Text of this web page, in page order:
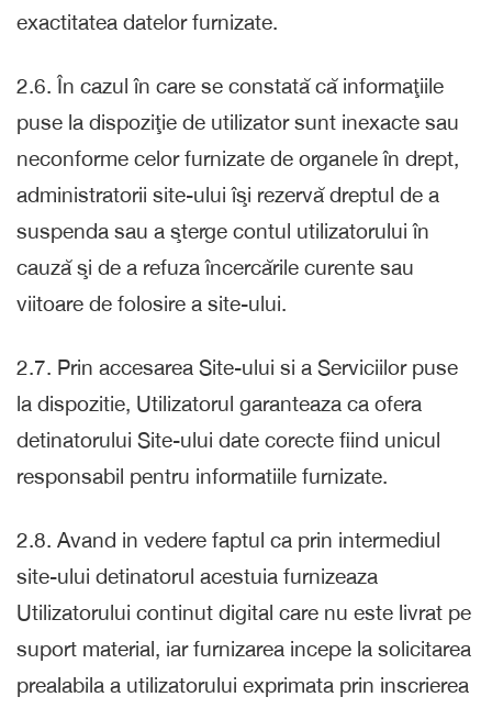
exactitatea datelor furnizate.
2.6. În cazul în care se constată că informaţiile
puse la dispoziţie de utilizator sunt inexacte sau
neconforme celor furnizate de organele în drept,
administratorii site-ului îşi rezervă dreptul de a
suspenda sau a şterge contul utilizatorului în
cauză şi de a refuza încercările curente sau
viitoare de folosire a site-ului.
2.7. Prin accesarea Site-ului si a Serviciilor puse
la dispozitie, Utilizatorul garanteaza ca ofera
detinatorului Site-ului date corecte fiind unicul
responsabil pentru informatiile furnizate.
2.8. Avand in vedere faptul ca prin intermediul
site-ului detinatorul acestuia furnizeaza
Utilizatorului continut digital care nu este livrat pe
suport material, iar furnizarea incepe la solicitarea
prealabila a utilizatorului exprimata prin inscrierea